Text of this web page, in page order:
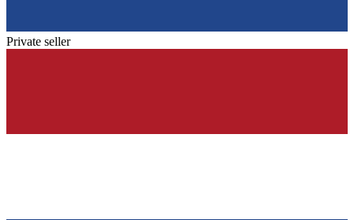
Private seller